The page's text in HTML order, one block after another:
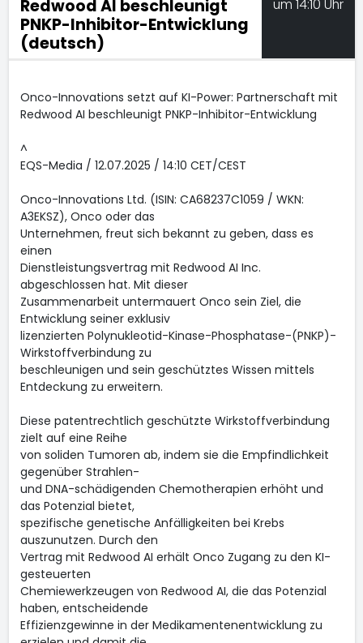
Redwood AI beschleunigt
PNKP-Inhibitor-Entwicklung
(deutsch)
um 14:10 Uhr
Onco-Innovations setzt auf KI-Power: Partnerschaft mit
Redwood AI beschleunigt PNKP-Inhibitor-Entwicklung
^
EQS-Media / 12.07.2025 / 14:10 CET/CEST
Onco-Innovations Ltd. (ISIN: CA68237C1059 / WKN:
A3EKSZ), Onco oder das
Unternehmen, freut sich bekannt zu geben, dass es
einen
Dienstleistungsvertrag mit Redwood AI Inc.
abgeschlossen hat. Mit dieser
Zusammenarbeit untermauert Onco sein Ziel, die
Entwicklung seiner exklusiv
lizenzierten Polynukleotid-Kinase-Phosphatase-(PNKP)-
Wirkstoffverbindung zu
beschleunigen und sein geschütztes Wissen mittels
Entdeckung zu erweitern.
Diese patentrechtlich geschützte Wirkstoffverbindung
zielt auf eine Reihe
von soliden Tumoren ab, indem sie die Empfindlichkeit
gegenüber Strahlen-
und DNA-schädigenden Chemotherapien erhöht und
das Potenzial bietet,
spezifische genetische Anfälligkeiten bei Krebs
auszunutzen. Durch den
Vertrag mit Redwood AI erhält Onco Zugang zu den KI-
gesteuerten
Chemiewerkzeugen von Redwood AI, die das Potenzial
haben, entscheidende
Effizienzgewinne in der Medikamentenentwicklung zu